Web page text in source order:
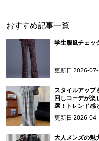
おすすめ記事一覧
学生服風チェッ
更新日2026-
スタイルアップ
回しコーデが楽
選！トレンド感
更新日2026-
大人メンズの魅